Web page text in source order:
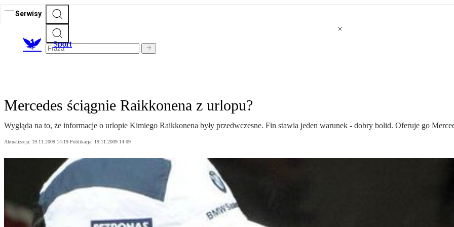
Serwisy
Sport
Mercedes ściągnie Raikkonena z urlopu?
Wygląda na to, że informacje o urlopie Kimiego Raikkonena były przedwczesne. Fin stawia jeden warunek - dobry bolid. Oferuje go
Aktualizacja: 19.11.2009 14:19 Publikacja: 19.11.2009 14:09